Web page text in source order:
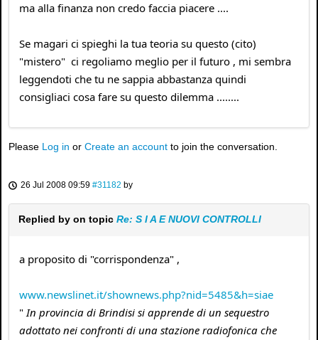
ma alla finanza non credo faccia piacere ....
Se magari ci spieghi la tua teoria su questo (cito)
"mistero" ci regoliamo meglio per il futuro , mi sembra
leggendoti che tu ne sappia abbastanza quindi
consigliaci cosa fare su questo dilemma ........
Please Log in or Create an account to join the conversation.
26 Jul 2008 09:59 #31182 by
Replied by on topic Re: S I A E NUOVI CONTROLLI
a proposito di "corrispondenza" ,
www.newslinet.it/shownews.php?nid=5485&h=siae
"In provincia di Brindisi si apprende di un sequestro
adottato nei confronti di una stazione radiofonica che